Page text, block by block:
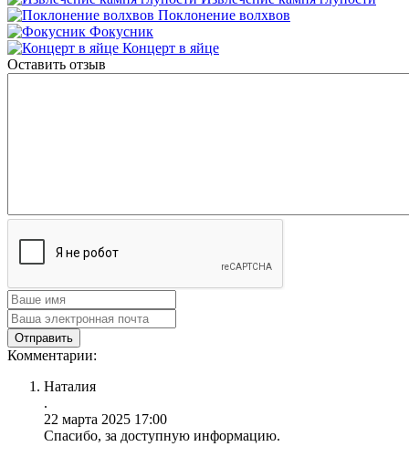
Поклонение волхвов
Фокусник
Концерт в яйце
Оставить отзыв
Комментарии:
Наталия
.
22 марта 2025 17:00
Спасибо, за доступную информацию.